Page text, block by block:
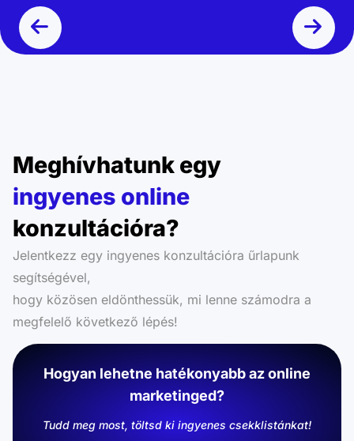
Meghívhatunk egy
ingyenes online
konzultációra?
Jelentkezz egy ingyenes konzultációra űrlapunk
segítségével,
hogy közösen eldönthessük, mi lenne számodra a
megfelelő következő lépés!
Hogyan lehetne hatékonyabb az online
marketinged?
Tudd meg most, töltsd ki ingyenes csekklistánkat!